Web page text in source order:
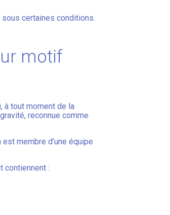
certaines conditions.
motif
à tout moment de la
reconnue comme
membre d’une équipe
contiennent :